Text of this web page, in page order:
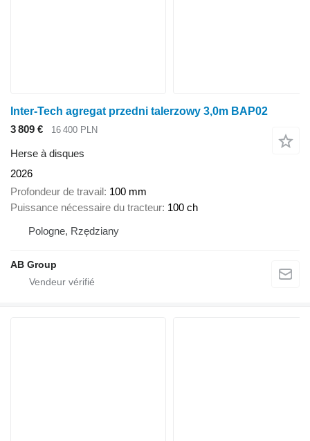
Inter-Tech agregat przedni talerzowy 3,0m BAP02
3 809 €
16 400 PLN
Herse à disques
2026
Profondeur de travail 100 mm
Puissance nécessaire du tracteur 100 ch
Pologne, Rzędziany
AB Group